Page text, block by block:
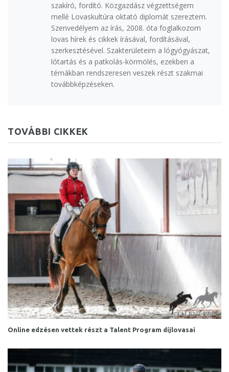
szakíró, fordító. Közgazdász végzettségem
mellé Lovaskultúra oktató diplomát szereztem.
Szenvedélyem az írás, 2008. óta foglalkozom
lovas hírek és cikkek írásával, fordításával,
szerkesztésével. Szakterületeim a lógyógyászat,
lótartás és a patkolás-körmölés, ezekben a
témákban rendszeresen veszek részt szakmai
továbbképzéseken.
TOVÁBBI CIKKEK
Online edzésen vettek részt a Talent Program díjlovasai